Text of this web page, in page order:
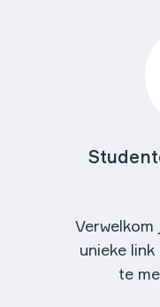
unieke
te